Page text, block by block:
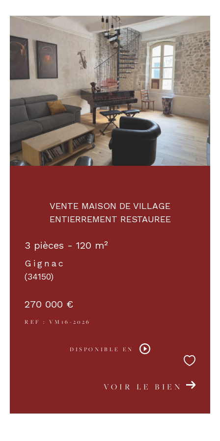
VENTE MAISON DE VILLAGE
ENTIERREMENT RESTAUREE
3 pièces - 120 m²
Gignac
(34150)
270 000 €
REF : VM16-2026
DISPONIBLE EN
VOIR LE BIEN